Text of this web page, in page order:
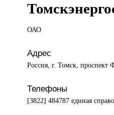
ОАО
Адрес
Россия, г. Томск, проспект
Телефоны
[3822] 484787 единая